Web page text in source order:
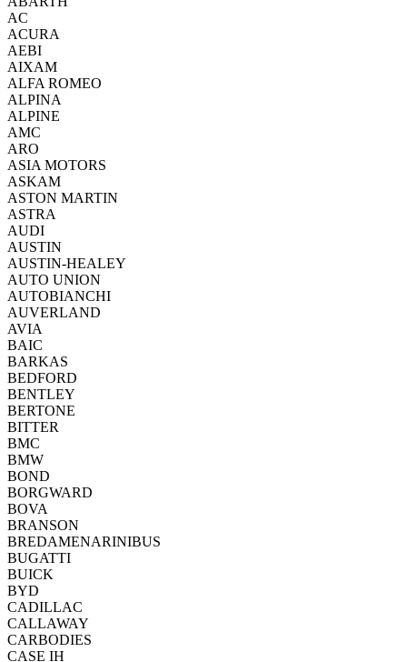
AC
ACURA
AEBI
AIXAM
ALFA ROMEO
ALPINA
ALPINE
AMC
ARO
ASIA MOTORS
ASKAM
ASTON MARTIN
ASTRA
AUDI
AUSTIN
AUSTIN-HEALEY
AUTO UNION
AUTOBIANCHI
AUVERLAND
AVIA
BAIC
BARKAS
BEDFORD
BENTLEY
BERTONE
BITTER
BMC
BMW
BOND
BORGWARD
BOVA
BRANSON
BREDAMENARINIBUS
BUGATTI
BUICK
BYD
CADILLAC
CALLAWAY
CARBODIES
CASE IH